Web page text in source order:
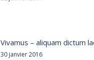
Vivamus – aliquam dictum
30 janvier 2016